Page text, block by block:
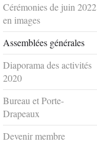
Cérémonies de juin 2022
en images
Assemblées générales
Diaporama des activités
2020
Bureau et Porte-
Drapeaux
Devenir membre